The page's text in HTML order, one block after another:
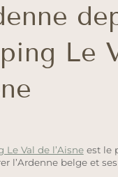
Le
Le Val de l’Aisneest le
l’Ardenne belge et